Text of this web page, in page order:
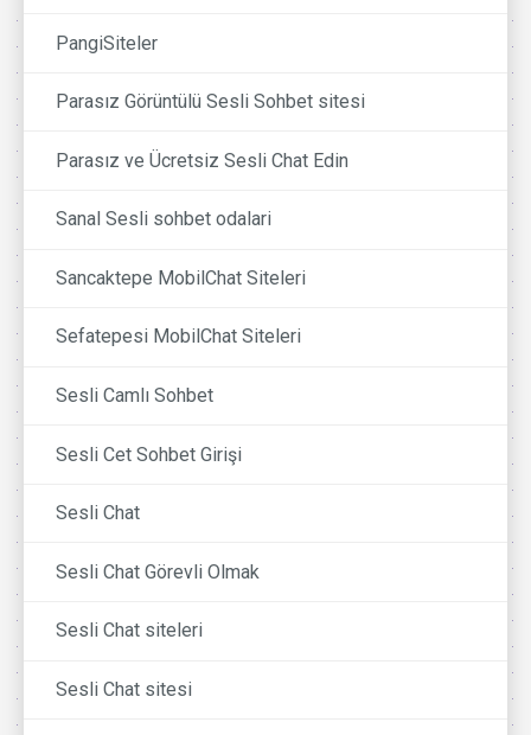
PangiSiteler
Parasız Görüntülü Sesli Sohbet sitesi
Parasız ve Ücretsiz Sesli Chat Edin
Sanal Sesli sohbet odalari
Sancaktepe MobilChat Siteleri
Sefatepesi MobilChat Siteleri
Sesli Camlı Sohbet
Sesli Cet Sohbet Girişi
Sesli Chat
Sesli Chat Görevli Olmak
Sesli Chat siteleri
Sesli Chat sitesi